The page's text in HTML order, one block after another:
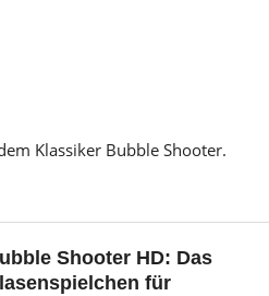
Klassiker Bubble Shooter.
Shooter HD: Das
für